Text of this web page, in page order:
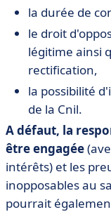
la durée de
le droit
légitime ainsi
rectification,
la possibilité
de la Cnil.
A défaut, la
être engagée
intérêts) et les
inopposables au
pourrait